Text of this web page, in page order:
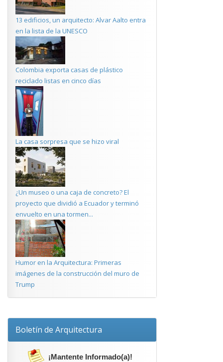
13 edificios, un arquitecto: Alvar Aalto entra
en la lista de la UNESCO
Colombia exporta casas de plástico
reciclado listas en cinco días
La casa sorpresa que se hizo viral
¿Un museo o una caja de concreto? El
proyecto que dividió a Ecuador y terminó
envuelto en una tormen...
Humor en la Arquitectura: Primeras
imágenes de la construcción del muro de
Trump
Boletín de Arquitectura
¡Mantente Informado(a)!